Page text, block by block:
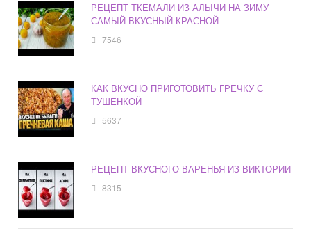
РЕЦЕПТ ТКЕМАЛИ ИЗ АЛЫЧИ НА ЗИМУ
САМЫЙ ВКУСНЫЙ КРАСНОЙ
7546
КАК ВКУСНО ПРИГОТОВИТЬ ГРЕЧКУ С
ТУШЕНКОЙ
5637
РЕЦЕПТ ВКУСНОГО ВАРЕНЬЯ ИЗ ВИКТОРИИ
8315